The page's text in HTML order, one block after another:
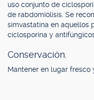
uso conjunto de
de rabdomiólisis. Se
simvastatina en aquellos
ciclosporina y
Conservación.
Mantener en lugar fresco